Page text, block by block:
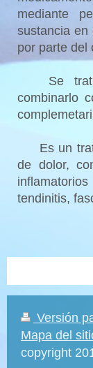
mediante
sustancia en
por parte del
Se trata
combinarlo
Es un
de dolor,
tendinitis,
Versión
Mapa del
copyright